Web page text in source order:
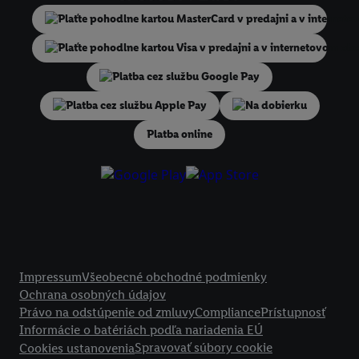
Na dobierku
Platba online
ImpressumVšeobecné obchodné podmienky
Ochrana osobných údajov
Právo na odstúpenie od zmluvyCompliancePrístupnosť
Informácie o batériách podľa nariadenia EÚ
Cookies ustanoveniaSpravovať súbory cookie
niekoľko koncových zariadení alebo používanie viacerých služieb
Lidl, pomocou vašej hashovanej e-mailovej adresy a prípadne ďalších
identifikátorov/identifikátorov, ktoré má spoločnosť Criteo SA k
V časti "Prispôsobiť
" môžete povoliť jednotlivé účely a nájsť ďalšie
podmienkach spracúvania osobných údajov.
Kliknutím na možnosť "Odmietnuť" môžete povoliť iba používanie
technológií. Kliknutím na "
" vyjadríte súhlas so
vyššie uvedené účely. Ďalšie informácie vrátane informácií o dobe
údajov a Vašom práve kedykoľvek odvolať súhlas s účinnosťou do
nájdete v našichzásadách ochrany osobných údajov